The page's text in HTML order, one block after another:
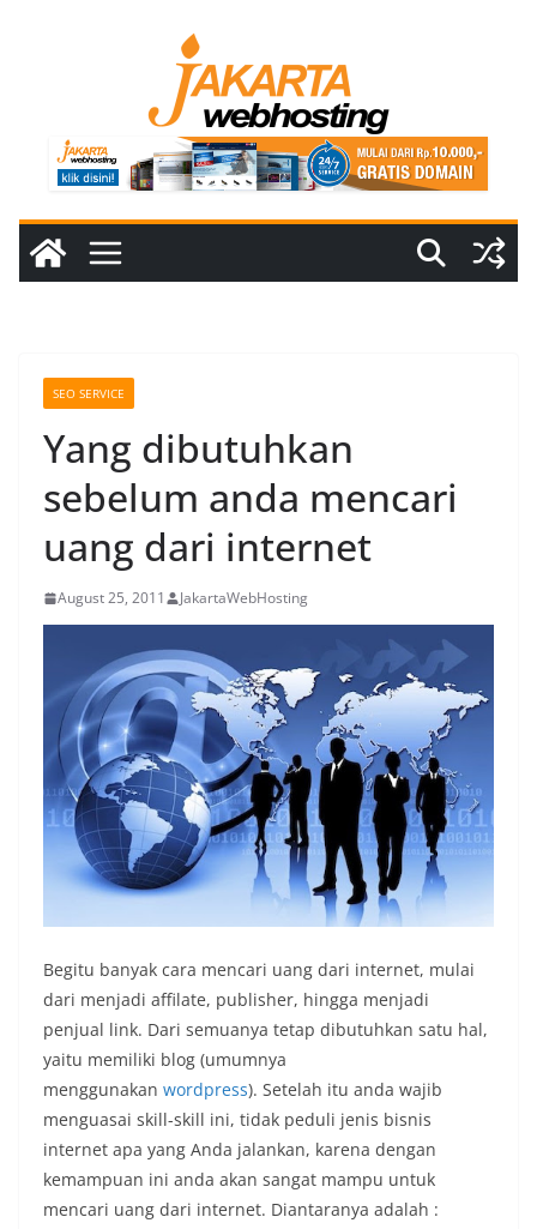
SEO SERVICE
Yang dibutuhkan
sebelum anda mencari
uang dari internet
August 25, 2011 JakartaWebHosting
Begitu banyak cara mencari uang dari internet, mulai
dari menjadi affilate, publisher, hingga menjadi
penjual link. Dari semuanya tetap dibutuhkan satu hal,
yaitu memiliki blog (umumnya
menggunakan wordpress). Setelah itu anda wajib
menguasai skill-skill ini, tidak peduli jenis bisnis
internet apa yang Anda jalankan, karena dengan
kemampuan ini anda akan sangat mampu untuk
mencari uang dari internet. Diantaranya adalah :